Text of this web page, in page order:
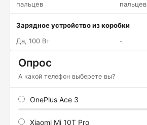
пальцев
пальцев
Зарядное устройство из коробки
Да, 100 Вт
-
Опрос
А какой телефон выберете вы?
OnePlus Ace 3
Xiaomi Mi 10T Pro